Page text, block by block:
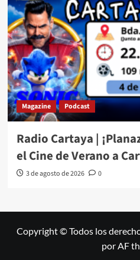
Magazine Podcast
Radio Cartaya |
el Cine de Verano a
3 de agosto de 2026 0
Copyright © Todos los
por AF